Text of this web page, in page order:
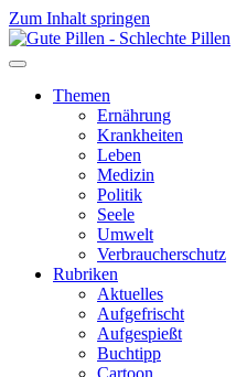
Zum Inhalt springen
Themen
Ernährung
Krankheiten
Leben
Medizin
Politik
Seele
Umwelt
Verbraucherschutz
Rubriken
Aktuelles
Aufgefrischt
Aufgespießt
Buchtipp
Cartoon